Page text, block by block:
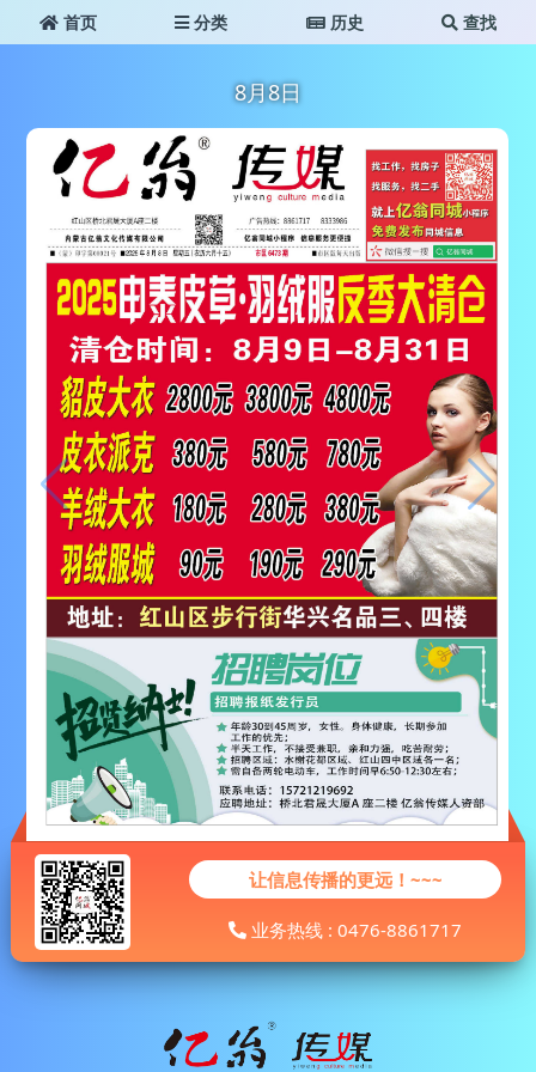
首页 分类 历史 查找
8月8日
让信息传播的更远！~~~
业务热线 : 0476-8861717